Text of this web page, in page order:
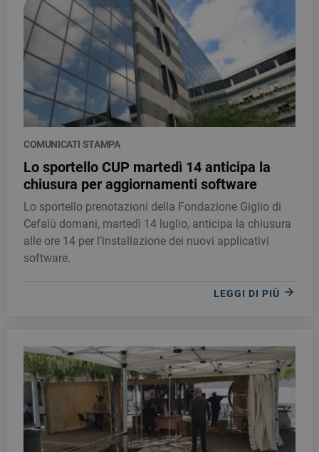
COMUNICATI STAMPA
Lo sportello CUP martedì 14 anticipa la
chiusura per aggiornamenti software
Lo sportello prenotazioni della Fondazione Giglio di
Cefalù domani, martedì 14 luglio, anticipa la chiusura
alle ore 14 per l’installazione dei nuovi applicativi
software.
LEGGI DI PIÙ